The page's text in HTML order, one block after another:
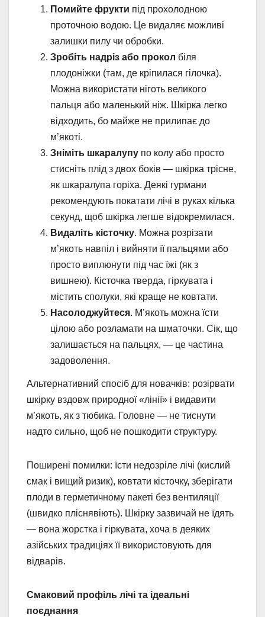
Помийте фрукти під прохолодною
проточною водою. Це видаляє можливі
залишки пилу чи обробки.
Зробіть надріз або прокол біля
плодоніжки (там, де кріпилася гілочка).
Можна використати ніготь великого
пальця або маленький ніж. Шкірка легко
відходить, бо майже не прилипає до
м’якоті.
Зніміть шкаралупу по колу або просто
стисніть плід з двох боків — шкірка трісне,
як шкаралупа горіха. Деякі гурмани
рекомендують покатати лічі в руках кілька
секунд, щоб шкірка легше відокремилася.
Видаліть кісточку. Можна розрізати
м’якоть навпіл і вийняти її пальцями або
просто виплюнути під час їжі (як з
вишнею). Кісточка тверда, гіркувата і
містить сполуки, які краще не ковтати.
Насолоджуйтеся. М’якоть можна їсти
цілою або розламати на шматочки. Сік, що
залишається на пальцях, — це частина
задоволення.
Альтернативний спосіб для новачків: розірвати
шкірку вздовж природної «лінії» і видавити
м’якоть, як з тюбика. Головне — не тиснути
надто сильно, щоб не пошкодити структуру.
Поширені помилки: їсти недозріле лічі (кислий
смак і вищий ризик), ковтати кісточку, зберігати
плоди в герметичному пакеті без вентиляції
(швидко пліснявіють). Шкірку зазвичай не їдять
— вона жорстка і гіркувата, хоча в деяких
азійських традиціях її використовують для
відварів.
Смаковий профіль лічі та ідеальні
поєднання